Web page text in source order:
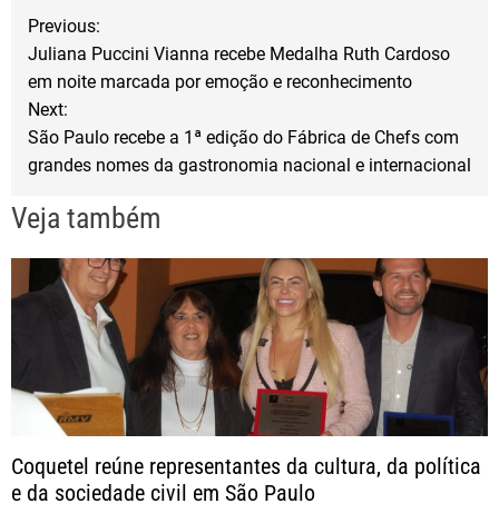
o
k
r
N
g
a
ã
o
d
Previous:
Juliana Puccini Vianna recebe Medalha Ruth Cardoso
em noite marcada por emoção e reconhecimento
Next:
São Paulo recebe a 1ª edição do Fábrica de Chefs com
grandes nomes da gastronomia nacional e internacional
Veja também
Coquetel reúne representantes da cultura, da política
e da sociedade civil em São Paulo